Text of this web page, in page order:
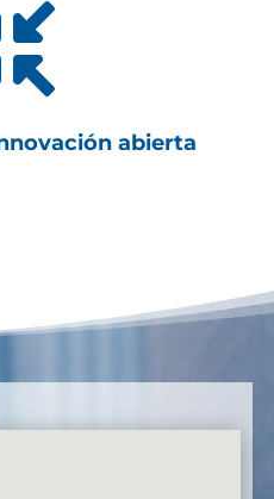
abierta